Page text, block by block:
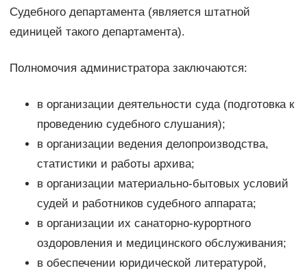
Судебного департамента (является штатной
единицей такого департамента).
Полномочия администратора заключаются:
в организации деятельности суда (подготовка к
проведению судебного слушания);
в организации ведения делопроизводства,
статистики и работы архива;
в организации материально-бытовых условий
судей и работников судебного аппарата;
в организации их санаторно-курортного
оздоровления и медицинского обслуживания;
в обеспечении юридической литературой,